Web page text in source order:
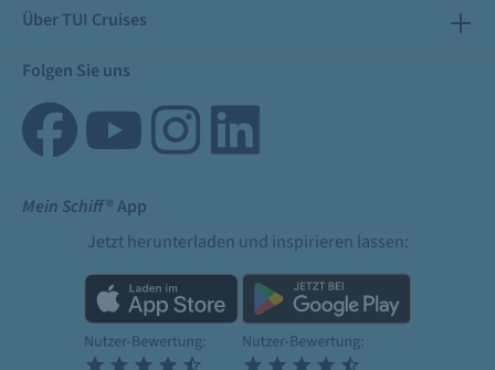
Über TUI Cruises
Folgen Sie uns
Mein Schiff® App
Jetzt herunterladen und inspirieren lassen: